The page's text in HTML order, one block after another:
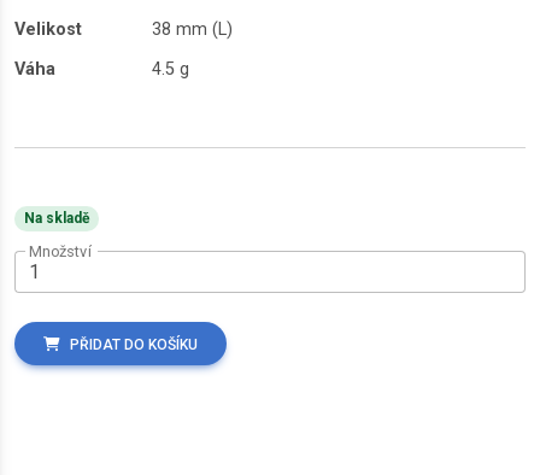
Velikost
38 mm (L)
Váha
4.5 g
Na skladě
Množství
PŘIDAT DO KOŠÍKU